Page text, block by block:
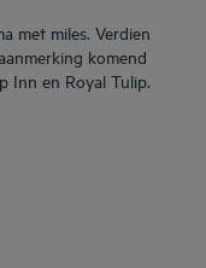
met miles. Verdien
komend
Inn en Royal Tulip.